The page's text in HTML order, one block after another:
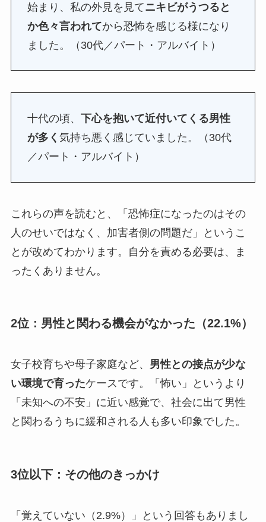
始まり、私の外見を見てニキビがうつると
か色々言われてから恐怖を感じる様になり
ました。（30代／パート・アルバイト）
十代の頃、 下心を抱いて近付いてくる男性
が多く 気持ち悪く感じていました。（30代
／パート・アルバイト）
これらの声を読むと、「恐怖症になったのはその
人のせいではなく、加害者側の問題だ」というこ
とが改めてわかります。自分を責める必要は、ま
ったくありません。
2位：男性と関わる機会がなかった（22.1%）
女子校育ちや母子家庭など、 男性との接点が少な
い環境で育ったケースです。「怖い」というより
「未知への不安」に近い感覚で、社会に出て男性
と関わるうちに緩和される人も多い印象でした。
3位以下：その他のきっかけ
「覚えていない（2.9%）」という回答もありまし